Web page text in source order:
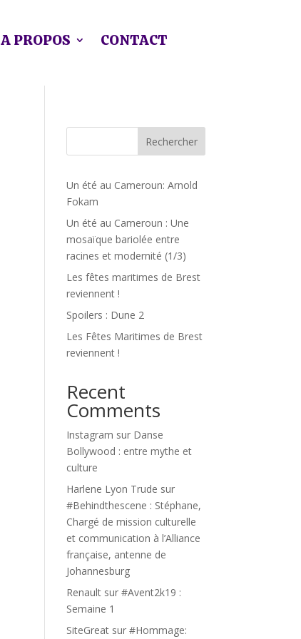
A PROPOS CONTACT
Rechercher
Un été au Cameroun: Arnold
Fokam
Un été au Cameroun : Une
mosaïque bariolée entre
racines et modernité (1/3)
Les fêtes maritimes de Brest
reviennent !
Spoilers : Dune 2
Les Fêtes Maritimes de Brest
reviennent !
Recent
Comments
Instagram sur Danse
Bollywood : entre mythe et
culture
Harlene Lyon Trude sur
#Behindthescene : Stéphane,
Chargé de mission culturelle
et communication à l’Alliance
française, antenne de
Johannesburg
Renault sur#Avent2k19 :
Semaine 1
SiteGreat sur#Hommage: